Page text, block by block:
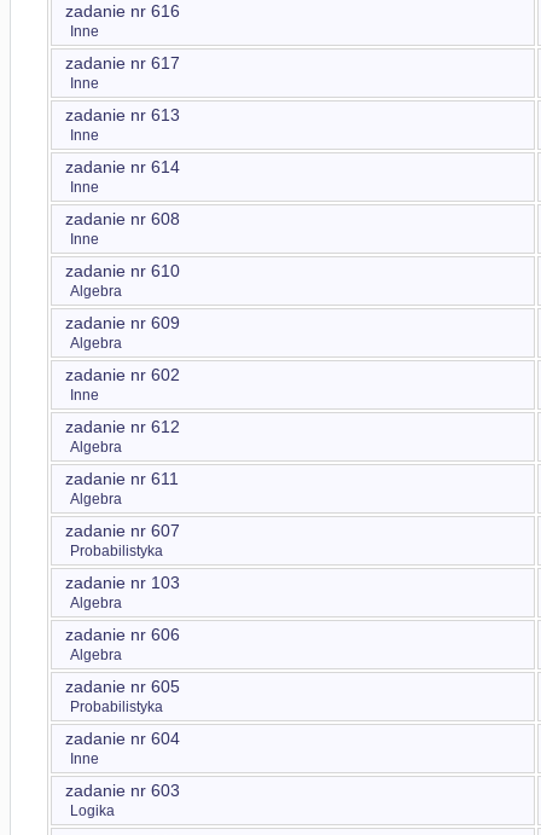
zadanie nr 616
Inne
zadanie nr 617
Inne
zadanie nr 613
Inne
zadanie nr 614
Inne
zadanie nr 608
Inne
zadanie nr 610
Algebra
zadanie nr 609
Algebra
zadanie nr 602
Inne
zadanie nr 612
Algebra
zadanie nr 611
Algebra
zadanie nr 607
Probabilistyka
zadanie nr 103
Algebra
zadanie nr 606
Algebra
zadanie nr 605
Probabilistyka
zadanie nr 604
Inne
zadanie nr 603
Logika